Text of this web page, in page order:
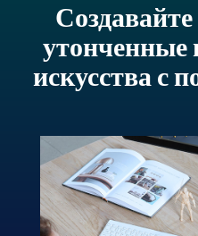
утонченные
искусства с